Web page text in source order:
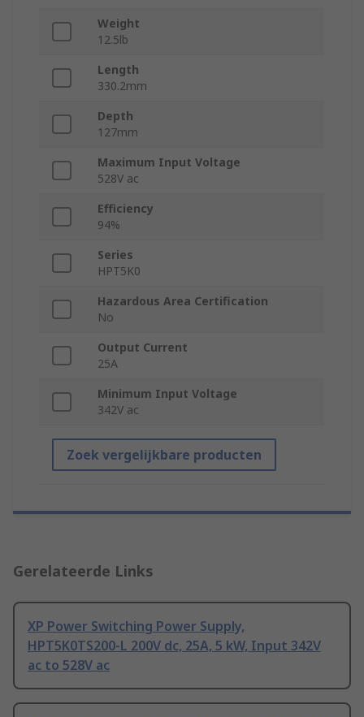
Weight
12.5lb
Length
330.2mm
Depth
127mm
Maximum Input Voltage
528V ac
Efficiency
94%
Series
HPT5K0
Hazardous Area Certification
No
Output Current
25A
Minimum Input Voltage
342V ac
Zoek vergelijkbare producten
Gerelateerde Links
XP Power Switching Power Supply,
HPT5K0TS200-L 200V dc, 25A, 5 kW, Input 342V
ac to 528V ac